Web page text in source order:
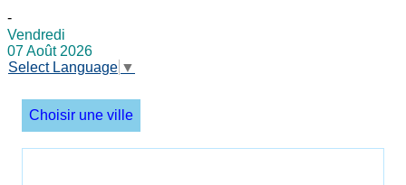
-
Vendredi
07 Août 2026
Select Language ▼
Choisir une ville